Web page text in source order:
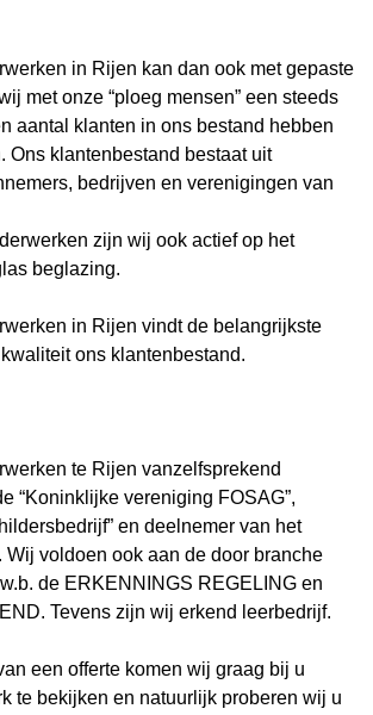
in Rijen kan dan ook met gepaste
met onze “ploeg mensen” een steeds
aantal klanten in ons bestand hebben
Ons klantenbestand bestaat uit
bedrijven en verenigingen van
zijn wij ook actief op het
beglazing.
in Rijen vindt de belangrijkste
ons klantenbestand.
te Rijen vanzelfsprekend
“Koninklijke vereniging FOSAG”,
en deelnemer van het
Wij voldoen ook aan de door branche
de ERKENNINGS REGELING en
Tevens zijn wij erkend leerbedrijf.
een offerte komen wij graag bij u
te bekijken en natuurlijk proberen wij u